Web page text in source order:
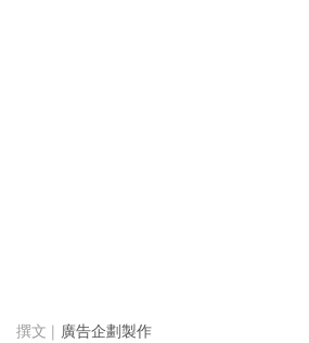
廣告企劃製作